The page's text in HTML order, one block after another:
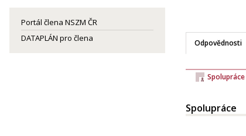
Portál člena NSZM ČR
DATAPLÁN pro člena
Odpovědnosti
Spolupráce
Spolupráce